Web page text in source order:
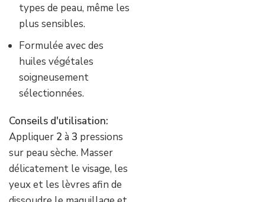
types de peau, même les
plus sensibles.
Formulée avec des
huiles végétales
soigneusement
sélectionnées.
Conseils d'utilisation:
Appliquer 2 à 3 pressions
sur peau sèche. Masser
délicatement le visage, les
yeux et les lèvres afin de